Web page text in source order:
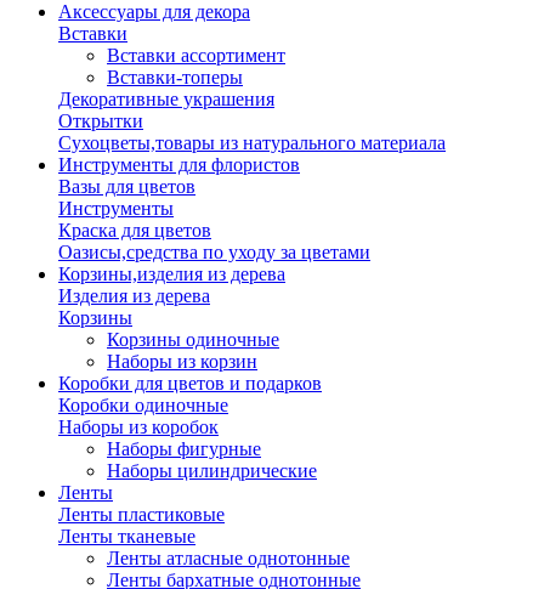
Аксессуары для декора
Вставки
Вставки ассортимент
Вставки-топеры
Декоративные украшения
Открытки
Сухоцветы,товары из натурального материала
Инструменты для флористов
Вазы для цветов
Инструменты
Краска для цветов
Оазисы,средства по уходу за цветами
Корзины,изделия из дерева
Изделия из дерева
Корзины
Корзины одиночные
Наборы из корзин
Коробки для цветов и подарков
Коробки одиночные
Наборы из коробок
Наборы фигурные
Наборы цилиндрические
Ленты
Ленты пластиковые
Ленты тканевые
Ленты атласные однотонные
Ленты бархатные однотонные